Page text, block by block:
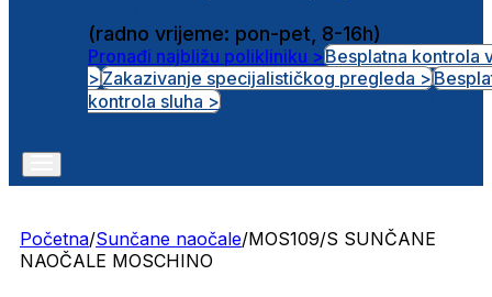
(radno vrijeme: pon-pet, 8-16h)
Pronađi najbližu polikliniku >Besplatna kontrola
>Zakazivanje specijalističkog pregleda >
kontrola sluha >
Početna/Sunčane naočale/MOS109/S SUNČANE
NAOČALE MOSCHINO